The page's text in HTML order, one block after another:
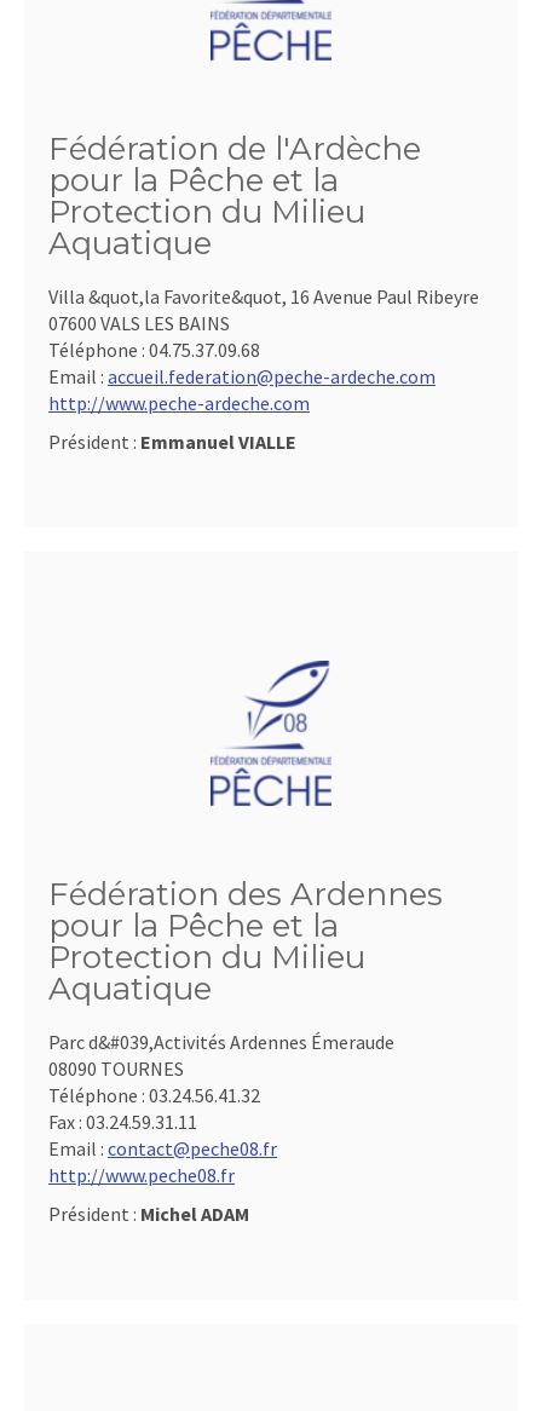
Fédération de l'Ardèche
pour la Pêche et la
Protection du Milieu
Aquatique
Villa &quot,la Favorite&quot, 16 Avenue Paul Ribeyre
07600 VALS LES BAINS
Téléphone : 04.75.37.09.68
Email : accueil.federation@peche-ardeche.com
http://www.peche-ardeche.com
Président : Emmanuel VIALLE
Fédération des Ardennes
pour la Pêche et la
Protection du Milieu
Aquatique
Parc d&#039,Activités Ardennes Émeraude
08090 TOURNES
Téléphone : 03.24.56.41.32
Fax : 03.24.59.31.11
Email : contact@peche08.fr
http://www.peche08.fr
Président : Michel ADAM